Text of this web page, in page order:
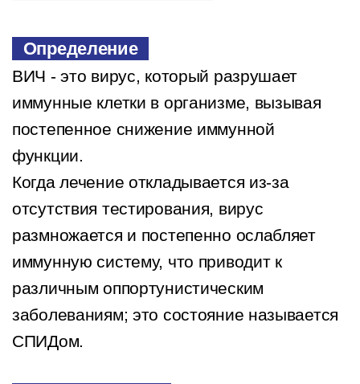
Определение
ВИЧ - это вирус, который разрушает
иммунные клетки в организме, вызывая
постепенное снижение иммунной
функции.
Когда лечение откладывается из-за
отсутствия тестирования, вирус
размножается и постепенно ослабляет
иммунную систему, что приводит к
различным оппортунистическим
заболеваниям; это состояние называется
СПИДом.